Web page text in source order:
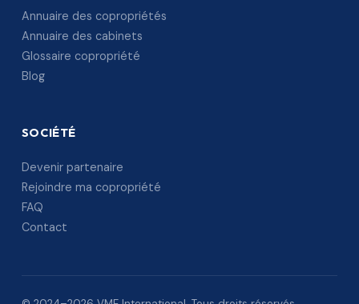
Annuaire des copropriétés
Annuaire des cabinets
Glossaire copropriété
Blog
SOCIÉTÉ
Devenir partenaire
Rejoindre ma copropriété
FAQ
Contact